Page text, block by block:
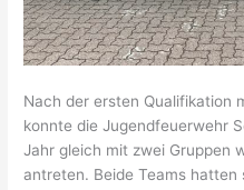
Nach der ersten Qualifikation
konnte die Jugendfeuerwehr
Jahr gleich mit zwei Gruppen
antreten. Beide Teams hatten